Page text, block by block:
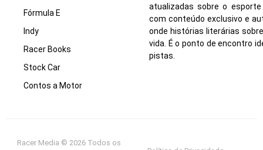
Fórmula E
Indy
Racer Books
Stock Car
Contos a Motor
atualizadas sobre o
com conteúdo exclusivo e
onde histórias literárias
vida. É o ponto de encontro
pistas.
Racer Media © 2026 Todos os